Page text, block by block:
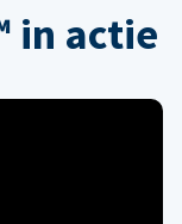
in actie